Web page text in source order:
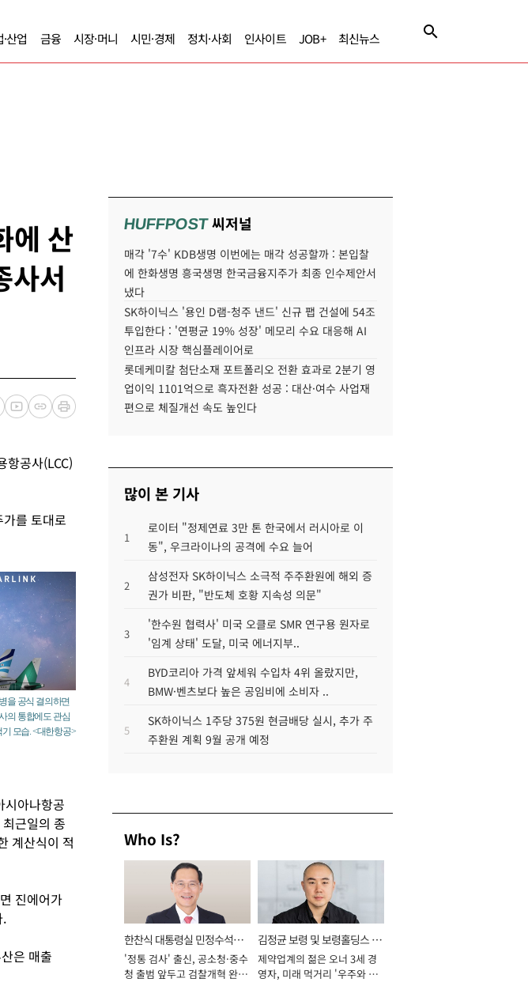
산업 금융 시장·머니 시민·경제 정치·사회 인사이트 JOB+ 최신뉴스
에 산
사서
항공사(LCC)
를 토대로
을 공식 결의하면
의 통합에도 관심
모습. <대한항공>
시아나항공
근일의 종
계산식이 적
진에어가
.
은 매출
HUFFPOST씨저널
매각 '7수' KDB생명 이번에는 매각 성공할까 : 본입찰
에 한화생명 흥국생명 한국금융지주가 최종 인수제안서
냈다
SK하이닉스 '용인 D램-청주 낸드' 신규 팹 건설에 54조
투입한다 : '연평균 19% 성장' 메모리 수요 대응해 AI
인프라 시장 핵심플레이어로
롯데케미칼 첨단소재 포트폴리오 전환 효과로 2분기 영
업이익 1101억으로 흑자전환 성공 : 대산·여수 사업재
편으로 체질개선 속도 높인다
많이 본 기사
1
로이터 "정제연료 3만 톤 한국에서 러시아로 이
동", 우크라이나의 공격에 수요 늘어
2
삼성전자 SK하이닉스 소극적 주주환원에 해외 증
권가 비판, "반도체 호황 지속성 의문"
3
'한수원 협력사' 미국 오클로 SMR 연구용 원자로
'임계 상태' 도달, 미국 에너지부..
4
BYD코리아 가격 앞세워 수입차 4위 올랐지만,
BMW·벤츠보다 높은 공임비에 소비자 ..
5
SK하이닉스 1주당 375원 현금배당 실시, 추가 주
주환원 계획 9월 공개 예정
Who Is?
한찬식 대통령실 민정수석비
서관
'정통 검사' 출신, 공소청·중수
청 출범 앞두고 검찰개혁 완수
김정균 보령 및 보령홀딩스 대
표이사 사장
제약업계의 젊은 오너 3세 경
영자, 미래 먹거리 '우주와 헬